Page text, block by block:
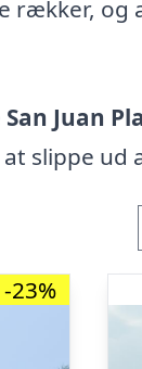
rækker, og
San Juan
slippe ud
-23%